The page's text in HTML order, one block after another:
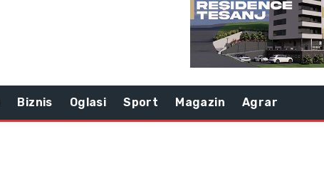
Biznis Oglasi Sport Magazin Agrar